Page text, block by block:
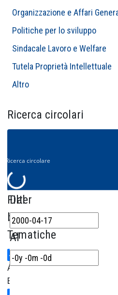
Organizzazione e Affari
Politiche per lo sviluppo
Sindacale Lavoro e Welfare
Tutela Proprietà Intellettuale
Altro
Ricerca circolari
Filter
by
Tematiche
Area
Economica
Dal
Al